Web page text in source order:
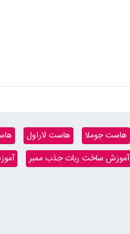
هاست جوملا هاست لاراول
آموزش ساخت ربات جذب ممبر